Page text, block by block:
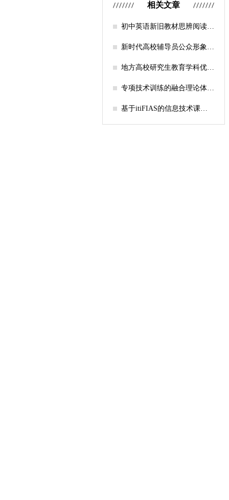
相关文章
初中英语新旧教材思辨阅读任
新时代高校辅导员公众形象塑
地方高校研究生教育学科优化
径探析
专项技术训练的融合理论体系
基于itiFIAS的信息技术课堂